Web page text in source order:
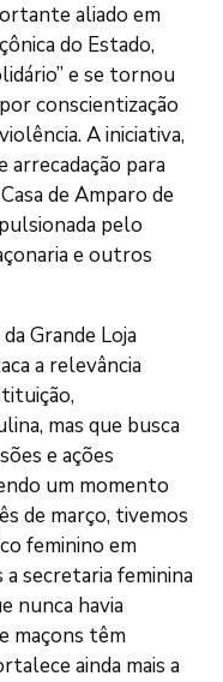
aliado em
do Estado,
e se tornou
conscientização
A iniciativa,
arrecadação para
de Amparo de
pelo
e outros
Grande Loja
a relevância
mas que busca
e ações
um momento
de março, tivemos
feminino em
a secretaria feminina
nunca havia
maçons têm
ainda mais a